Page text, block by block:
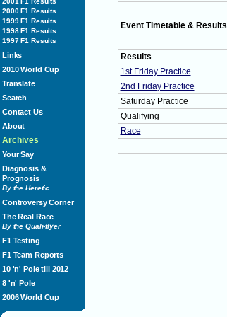
2000 F1 Results
1999 F1 Results
1998 F1 Results
1997 F1 Results
Links
2010 World Cup
Translate
Search
Contact Us
About
Archives
Your Say
Diagnosis &
Prognosis
By the Heretic
Controversy Corner
The Real Race
By the Quali-flyer
F1 Testing
F1 Team Reports
10 'n' Pole till 2012
8 'n' Pole
2006 World Cup
Event Timetable & Results
Results
1st Friday Practice
2nd Friday Practice
Saturday Practice
Qualifying
Race